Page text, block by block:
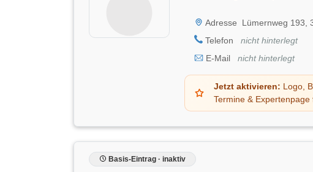
Adresse
Lümernweg 193,
Telefon
nicht hinterlegt
E-Mail
nicht hinterlegt
Jetzt aktivieren: Logo,
Termine & Expertenpage
Basis-Eintrag · inaktiv